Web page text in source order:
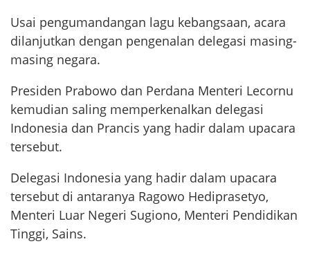
Usai pengumandangan lagu kebangsaan, acara
dilanjutkan dengan pengenalan delegasi masing-
masing negara.
Presiden Prabowo dan Perdana Menteri Lecornu
kemudian saling memperkenalkan delegasi
Indonesia dan Prancis yang hadir dalam upacara
tersebut.
Delegasi Indonesia yang hadir dalam upacara
tersebut di antaranya Ragowo Hediprasetyo,
Menteri Luar Negeri Sugiono, Menteri Pendidikan
Tinggi, Sains.